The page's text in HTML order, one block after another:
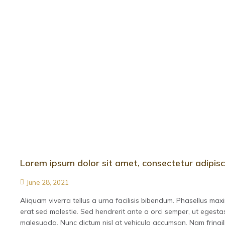
Lorem ipsum dolor sit amet, consectetur
June 28, 2021
Aliquam viverra tellus a urna facilisis bibendum. Phasellus
erat sed molestie. Sed hendrerit ante a orci semper, ut
malesuada. Nunc dictum nisl at vehicula accumsan. Nam